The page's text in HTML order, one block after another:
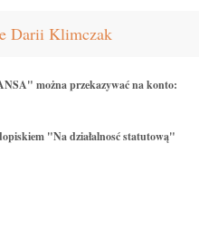
Darii Klimczak
można przekazywać na konto:
"Na działalnosć statutową"